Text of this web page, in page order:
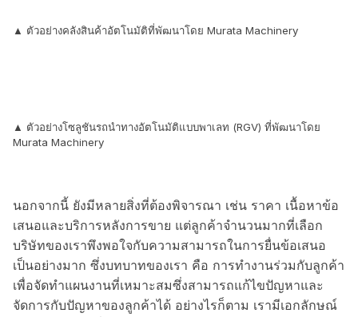
▲ ตัวอย่างคลังสินค้าอัตโนมัติที่พัฒนาโดย Murata Machinery
▲ ตัวอย่างโซลูชันรถนำทางอัตโนมัติแบบพาเลท (RGV) ที่พัฒนาโดย
Murata Machinery
นอกจากนี้ ยังมีหลายสิ่งที่ต้องพิจารณา เช่น ราคา เนื้อหาข้อ
เสนอและบริการหลังการขาย แต่ลูกค้าจำนวนมากที่เลือก
บริษัทของเราพึงพอใจกับความสามารถในการยื่นข้อเสนอ
เป็นอย่างมาก ซึ่งบทบาทของเรา คือ การทำงานร่วมกับลูกค้า
เพื่อจัดทำแผนงานที่เหมาะสมซึ่งสามารถแก้ไขปัญหาและ
จัดการกับปัญหาของลูกค้าได้ อย่างไรก็ตาม เรามีเอกลักษณ์